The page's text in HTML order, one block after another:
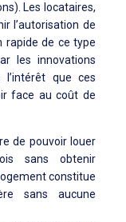
Les locataires,
l’autorisation de
rapide de ce type
les innovations
l’intérêt que ces
face au coût de
de pouvoir louer
sans obtenir
constitue
sans aucune